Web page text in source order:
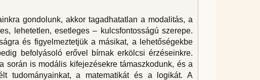
gondolunk, akkor tagadhatatlan a modalitás, a
lehetetlen, esetleges – kulcsfontosságú szerepe.
és figyelmeztetjük a másikat, a lehetőségekbe
befolyásoló erővel bírnak erkölcsi érzéseinkre.
során is modális kifejezésekre támaszkodunk, és a
tudományainkat, a matematikát és a logikát. A